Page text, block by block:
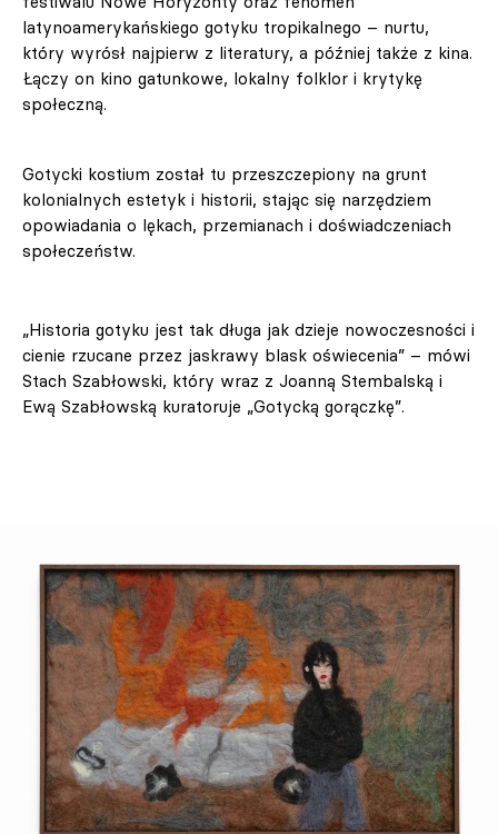
latynoamerykańskiego gotyku tropikalnego – nurtu,
który wyrósł najpierw z literatury, a później także z kina.
Łączy on kino gatunkowe, lokalny folklor i krytykę
społeczną.
Gotycki kostium został tu przeszczepiony na grunt
kolonialnych estetyk i historii, stając się narzędziem
opowiadania o lękach, przemianach i doświadczeniach
społeczeństw.
„Historia gotyku jest tak długa jak dzieje nowoczesności i
cienie rzucane przez jaskrawy blask oświecenia” – mówi
Stach Szabłowski, który wraz z Joanną Stembalską i
Ewą Szabłowską kuratoruje „Gotycką gorączkę”.